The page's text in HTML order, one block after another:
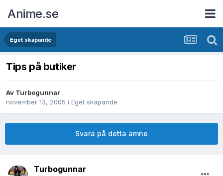
Anime.se
Eget skapande
Tips på butiker
Av Turbogunnar
november 13, 2005 i Eget skapande
Svara på detta ämne
Turbogunnar